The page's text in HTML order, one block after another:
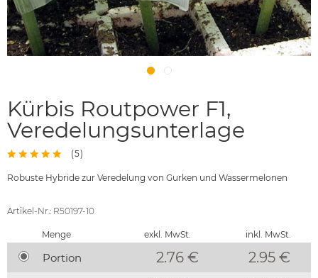
Kürbis Routpower F1,
Veredelungsunterlage
(5)
Robuste Hybride zur Veredelung von Gurken und Wassermelonen
Artikel-Nr.: R50197-10
Menge exkl. MwSt. inkl. MwSt.
Portion 2.76 € 2.95 €